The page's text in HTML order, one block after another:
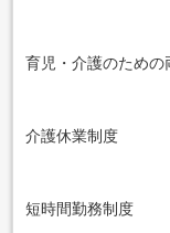
育児・介護のため
介護休業制度
短時間勤務制度